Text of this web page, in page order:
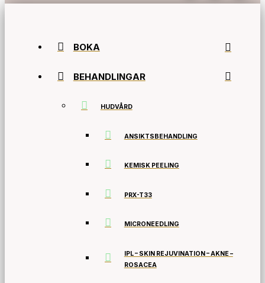
BOKA
BEHANDLINGAR
HUDVÅRD
ANSIKTSBEHANDLING
KEMISK PEELING
PRX-T33
MICRONEEDLING
IPL – SKIN REJUVINATION – AKNE –
ROSACEA